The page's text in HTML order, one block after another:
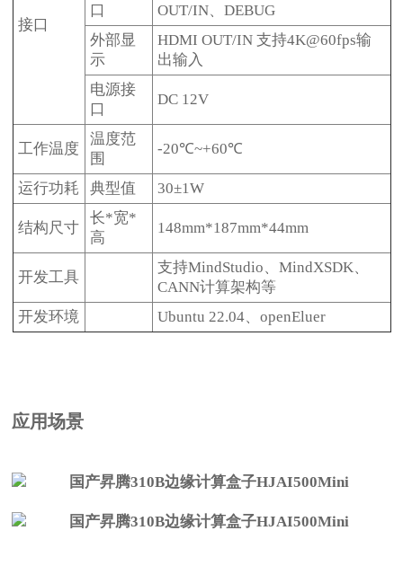
接口
口
OUT/IN、DEBUG
外部显
示
HDMI OUT/IN 支持4K@60fps输
出输入
电源接
口
DC 12V
工作温度
温度范
围
-20℃~+60℃
运行功耗 典型值 30±1W
结构尺寸
长*宽*
高
148mm*187mm*44mm
开发工具
支持MindStudio、MindXSDK、
CANN计算架构等
开发环境
Ubuntu 22.04、openEluer
应用场景